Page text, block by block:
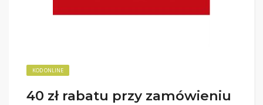
KOD ONLINE
40 zł rabatu przy zamówieniu